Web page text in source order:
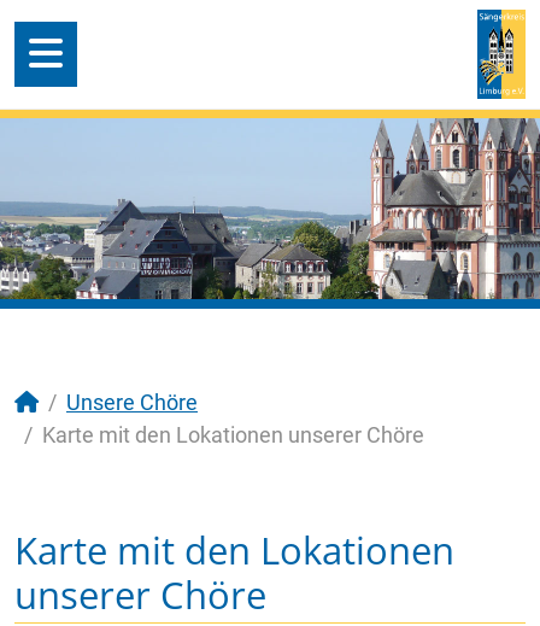
Unsere Chöre
Karte mit den Lokationen unserer Chöre
Karte mit den Lokationen
unserer Chöre